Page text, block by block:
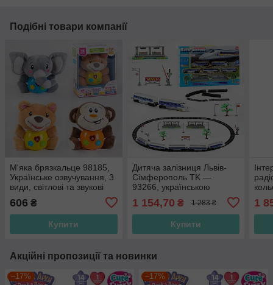
Подібні товари компанії
М'яка брязкальце 98185,
Українське озвучування, 3
види, світлові та звукові
606 ₴
Купити
Дитяча залізниця Львів-
Сімферополь TK —
93266, українською
звуковими ефектами
1 154,70 ₴ 1 283 ₴
Купити
1
Акційні пропозиції та новинки
–17% –17%